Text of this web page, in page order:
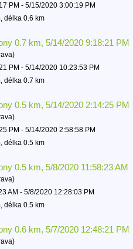
PM - 5/15/2020 3:00:19 PM
délka 0.6 km
0.7 km, 5/14/2020 9:18:21 PM
PM - 5/14/2020 10:23:53 PM
délka 0.7 km
0.5 km, 5/14/2020 2:14:25 PM
PM - 5/14/2020 2:58:58 PM
délka 0.5 km
0.5 km, 5/8/2020 11:58:23 AM
AM - 5/8/2020 12:28:03 PM
délka 0.5 km
0.6 km, 5/7/2020 12:48:21 PM